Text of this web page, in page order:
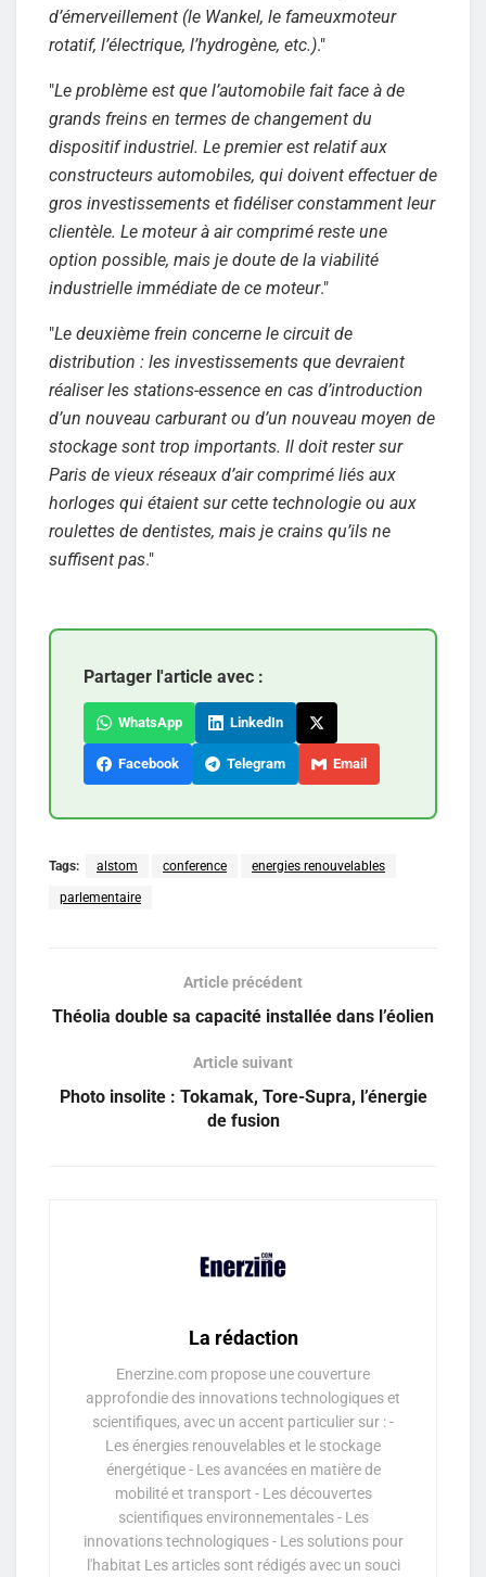
d’émerveillement (le Wankel, le fameuxmoteur
rotatif, l’électrique, l’hydrogène, etc.)."
"Le problème est que l’automobile fait face à de
grands freins en termes de changement du
dispositif industriel. Le premier est relatif aux
constructeurs automobiles, qui doivent effectuer de
gros investissements et fidéliser constamment leur
clientèle. Le moteur à air comprimé reste une
option possible, mais je doute de la viabilité
industrielle immédiate de ce moteur."
"Le deuxième frein concerne le circuit de
distribution : les investissements que devraient
réaliser les stations-essence en cas d’introduction
d’un nouveau carburant ou d’un nouveau moyen de
stockage sont trop importants. Il doit rester sur
Paris de vieux réseaux d’air comprimé liés aux
horloges qui étaient sur cette technologie ou aux
roulettes de dentistes, mais je crains qu’ils ne
suffisent pas."
Partager l'article avec :
WhatsApp LinkedIn
Facebook Telegram Email
Tags: alstom conference energies renouvelables
parlementaire
Article précédent
Théolia double sa capacité installée dans l’éolien
Article suivant
Photo insolite : Tokamak, Tore-Supra, l’énergie
de fusion
La rédaction
Enerzine.com propose une couverture
approfondie des innovations technologiques et
scientifiques, avec un accent particulier sur : -
Les énergies renouvelables et le stockage
énergétique - Les avancées en matière de
mobilité et transport - Les découvertes
scientifiques environnementales - Les
innovations technologiques - Les solutions pour
l'habitat Les articles sont rédigés avec un souci